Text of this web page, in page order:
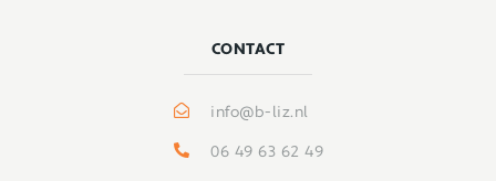
CONTACT
info@b-liz.nl
06 49 63 62 49